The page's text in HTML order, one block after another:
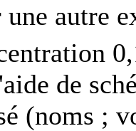
autre
de
(noms ;